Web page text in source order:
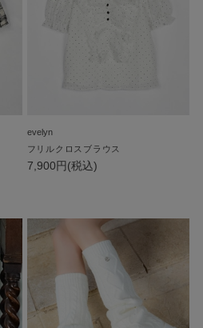
evelyn
フリルクロスブラウス
7,900円(税込)